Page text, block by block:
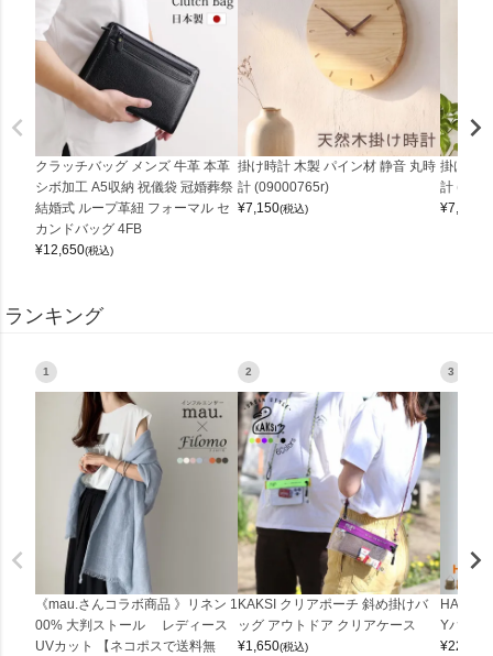
クラッチバッグ メンズ 牛革 本革
シボ加工 A5収納 祝儀袋 冠婚葬祭
結婚式 ループ革紐 フォーマル セ
カンドバッグ 4FB
¥12,650(税込)
掛け時計 木製 パイン材 静音 丸時
計 (09000765r)
¥7,150(税込)
掛け時
計
¥7,150
ランキング
1
《mau.さんコラボ商品 》リネン 1
00% 大判ストール レディース
UVカット 【ネコポスで送料無
2
KAKSI クリアポーチ 斜め掛けバ
ッグ アウトドア クリアケース
¥1,650(税込)
3
Yバッグ
¥22,000